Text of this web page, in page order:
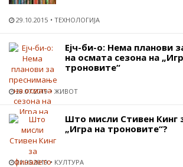
29.10.2015 ТЕХНОЛОГИЈА
Ејч-би-о: Нема планови
на осмата сезона на
троновите“
29.07.2019 ЖИВОТ
Што мисли Стивен Кинг
„Игра на троновите“?
21.05.2019 КУЛТУРА